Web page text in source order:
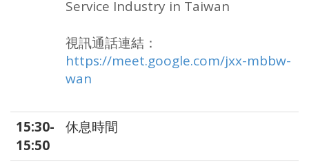
Service Industry in Taiwan
視訊通話連結：
https://meet.google.com/jxx-mbbw-
wan
15:30-
15:50
休息時間